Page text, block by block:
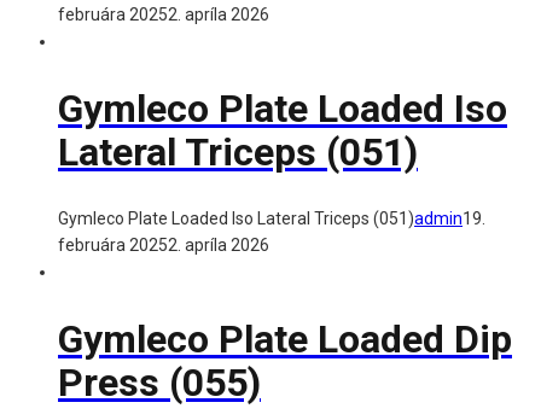
februára 20252. apríla 2026
Gymleco Plate Loaded Iso
Lateral Triceps (051)
Gymleco Plate Loaded Iso Lateral Triceps (051)admin19.
februára 20252. apríla 2026
Gymleco Plate Loaded Dip
Press (055)